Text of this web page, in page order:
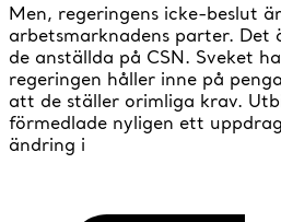
Men, regeringens icke-beslut
arbetsmarknadens parter. Det
de anställda på CSN. Sveket
regeringen håller inne på
att de ställer orimliga krav.
förmedlade nyligen ett
ändring i